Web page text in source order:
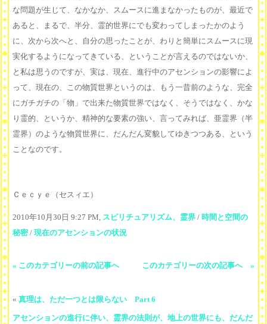
な問題が生じて、なかなか、スムースに進まなかったものが、最近で
あると、まるで、半分、霊的世界にでも変わってしまったかのよう
に、次から次へと、自分の思ったことが、わりと簡単にスムースに現
実化するようになってきている、ということが言えるのではないか、
と私は思うのですが、実は、現在、進行中のアセンションの影響によ
って、現在の、この物質世界というのは、もう一昔前のような、完全
にガチガチの「物」で出来た物質世界ではなく、そうではなく、かな
り霊的、というか、精神的な要素の強い、言ってみれば、亜霊界（半
霊界）のような物質世界に、だんだん変貌してゆきつつある、という
ことなのです。
Ｃｅｃｙｅ（セスィエ）
2010年10月30日 9:27 PM, スピリチュアリズム、霊界 / 時間と空間の
秘密/ 現在のアセンションの状況
« このカテゴリーの前の記事へ このカテゴリーの次の記事へ »
« 真理は、ただ一つとは限らない Part 6
アセンションの進行に伴い、霊界の法則が、地上の世界にも、だんだ